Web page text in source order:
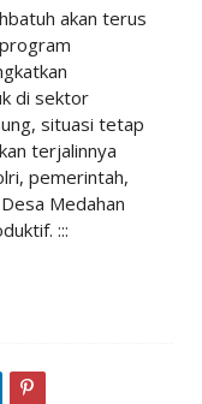
akan terus
di sektor
situasi tetap
terjalinnya
pemerintah,
Medahan
:::